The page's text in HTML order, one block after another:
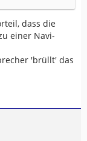
dass die
einer Navi-
'brüllt' das